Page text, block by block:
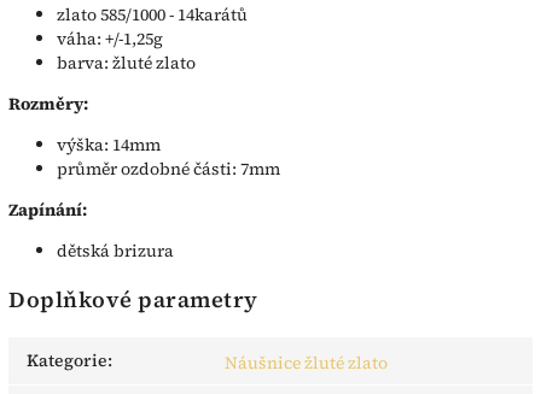
zlato 585/1000 - 14karátů
váha: +/-1,25g
barva: žluté zlato
Rozměry:
výška: 14mm
průměr ozdobné části: 7mm
Zapínání:
dětská brizura
Doplňkové parametry
Kategorie:
Náušnice žluté zlato